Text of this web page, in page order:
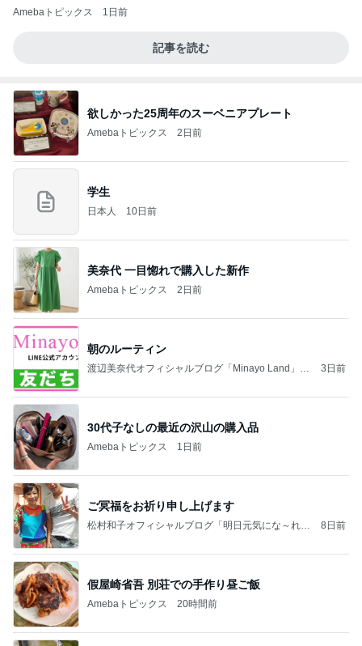
Amebaトピックス 1日前
記事を読む
欲しかった25周年のスーベニアプレート
Amebaトピックス 2日前
学生
日本人 10日前
美奈代 一目惚れで購入した新作
Amebaトピックス 2日前
朝のルーティン
渡辺美奈代オフィシャルブログ「Minayo Land」P
3日前
30代子なしの最近の沢山の購入品
Amebaトピックス 1日前
ご冥福をお祈り申し上げます
松村和子オフィシャルブログ「明日元気にな～れ」
8日前
假屋崎省吾 別荘での手作り昼ご飯
Amebaトピックス 20時間前